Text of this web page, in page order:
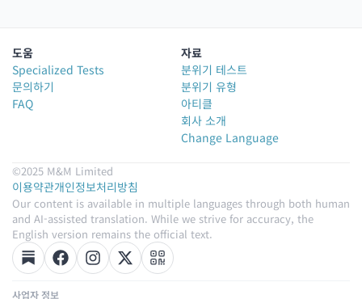
도움
Specialized Tests
문의하기
FAQ
자료
분위기 테스트
분위기 유형
아티클
회사 소개
Change Language
©2025 M&M Limited
이용약관개인정보처리방침
Our content is available in multiple languages through both human
and AI-assisted translation. While we strive for accuracy, the
English version remains the official text.
사업자 정보